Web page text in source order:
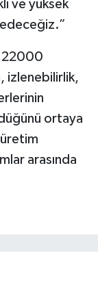
ve yüksek
22000
izlenebilirlik,
ortaya
üretim
arasında